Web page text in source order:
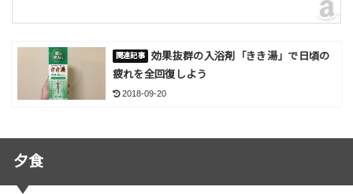
効果抜群の入浴剤「きき湯」で日頃の
疲れを全回復しよう
2018-09-20
夕食